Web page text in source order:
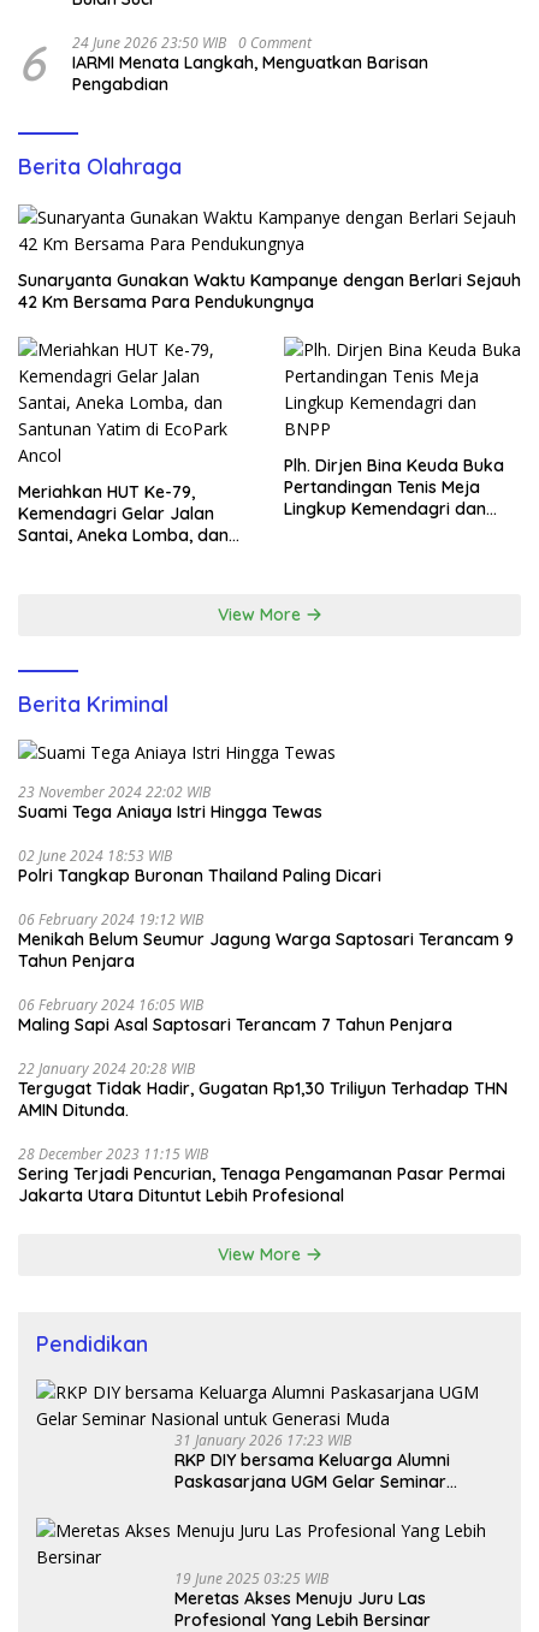
6 24 June 2026 23:50 WIB 0 Comment
IARMI Menata Langkah, Menguatkan Barisan
Pengabdian
Berita Olahraga
Sunaryanta Gunakan Waktu Kampanye dengan Berlari Sejauh
42 Km Bersama Para Pendukungnya
Meriahkan HUT Ke-79,
Kemendagri Gelar Jalan
Santai, Aneka Lomba, dan
Plh. Dirjen Bina Keuda Buka
Pertandingan Tenis Meja
Lingkup Kemendagri dan
View More
Berita Kriminal
23 November 2024 22:02 WIB
Suami Tega Aniaya Istri Hingga Tewas
02 June 2024 18:53 WIB
Polri Tangkap Buronan Thailand Paling Dicari
06 February 2024 19:12 WIB
Menikah Belum Seumur Jagung Warga Saptosari Terancam 9
Tahun Penjara
06 February 2024 16:05 WIB
Maling Sapi Asal Saptosari Terancam 7 Tahun Penjara
22 January 2024 20:28 WIB
Tergugat Tidak Hadir, Gugatan Rp1,30 Triliyun Terhadap THN
AMIN Ditunda.
28 December 2023 11:15 WIB
Sering Terjadi Pencurian, Tenaga Pengamanan Pasar Permai
Jakarta Utara Dituntut Lebih Profesional
View More
Pendidikan
31 January 2026 17:23 WIB
RKP DIY bersama Keluarga Alumni
Paskasarjana UGM Gelar Seminar
19 June 2025 03:25 WIB
Meretas Akses Menuju Juru Las
Profesional Yang Lebih Bersinar